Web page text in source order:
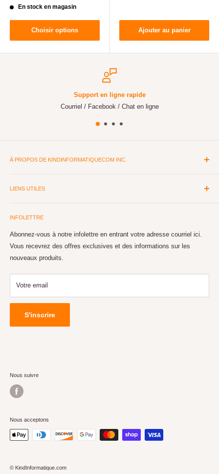
En stock en magasin
Choisir options Ajouter au panier
Support en ligne rapide
Courriel / Facebook / Chat en ligne
À PROPOS DE KINDINFORMATIQUECOM INC.
informatique et la réparation d'ordinateurs. Montage d'ordinateurs
service rapide et à bas prix. Grand choix de pièces et
d'accessoires en ligne et en magasin avec la possibilité de
livraison.
INFOLETTRE
Abonnez-vous à notre infolettre en entrant votre adresse courriel ici.
Vous recevrez des offres exclusives et des informations sur les
nouveaux produits.
Votre email
S'inscrire
LIENS UTILES
NOS SERVICES
NOUS JOINDRE
SERVICE À LA CLIENTÈLE
GARANTIE
Nous suivre
Nous acceptons
© KindInformatique.com